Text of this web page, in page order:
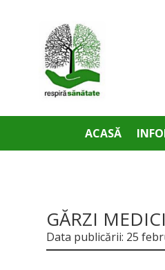
ACASĂ
GĂRZI
Data publicării: 25